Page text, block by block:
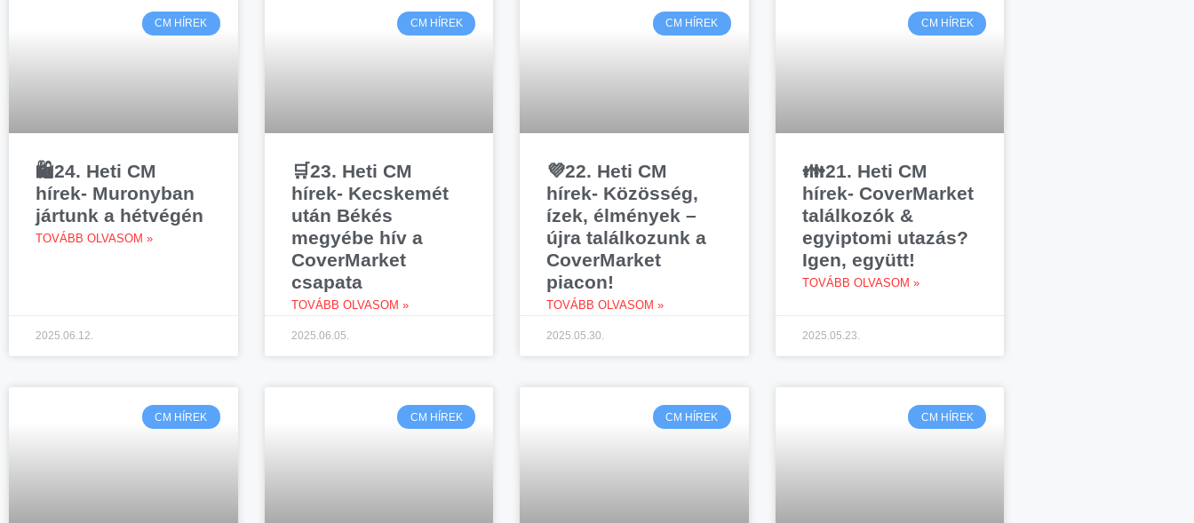
CM HÍREK
🛍️24. Heti CM
hírek- Muronyban
jártunk a hétvégén
TOVÁBB OLVASOM »
2025.06.12.
CM HÍREK
🛒23. Heti CM
hírek- Kecskemét
után Békés
megyébe hív a
CoverMarket
csapata
TOVÁBB OLVASOM »
2025.06.05.
CM HÍREK
💜22. Heti CM
hírek- Közösség,
ízek, élmények –
újra találkozunk a
CoverMarket
piacon!
TOVÁBB OLVASOM »
2025.05.30.
CM HÍREK
👪21. Heti CM
hírek- CoverMarket
találkozók &
egyiptomi utazás?
Igen, együtt!
TOVÁBB OLVASOM »
2025.05.23.
CM HÍREK CM HÍREK CM HÍREK CM HÍREK